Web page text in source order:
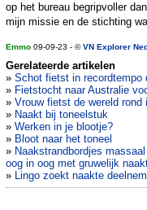
op het bureau begripvoller
mijn missie en de stichting
Emmo 09-09-23 - ©VN Explorer
Gerelateerde artikelen
» Schot fietst in recordtempo
» Fietstocht naar Australie
» Vrouw fietst de wereld rond
» Naakt bij toneelstuk
» Werken in je blootje?
» Bloot naar het toneel
» Naakstrandbordjes
oog in oog met gruwelijk
» Lingo zoekt naakte